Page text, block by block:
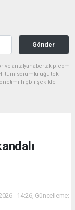
Gönder
ve antalyahabertakip.com
tüm sorumluluğu tek
hiçbir şekilde
- 14:26, Güncelleme: